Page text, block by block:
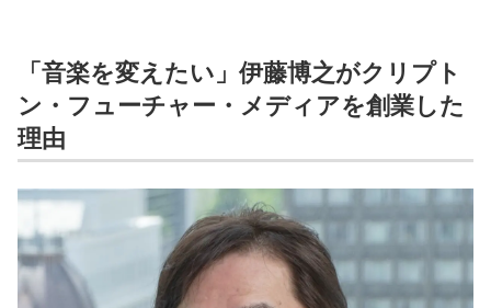
「音楽を変えたい」伊藤博之がクリプト
ン・フューチャー・メディアを創業した
理由